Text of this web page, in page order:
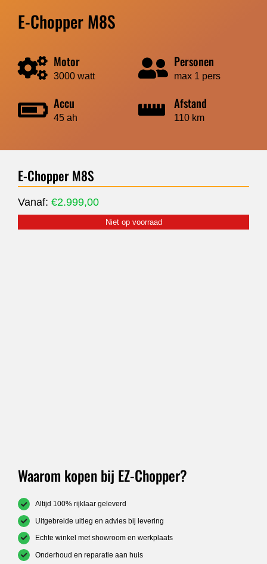
E-Chopper M8S
Motor
3000 watt
Accu
45 ah
Personen
max 1 pers
Afstand
110 km
E-Chopper M8S
Vanaf: €2.999,00
Niet op voorraad
Waarom kopen bij EZ-Chopper?
Altijd 100% rijklaar geleverd
Uitgebreide uitleg en advies bij levering
Echte winkel met showroom en werkplaats
Onderhoud en reparatie aan huis